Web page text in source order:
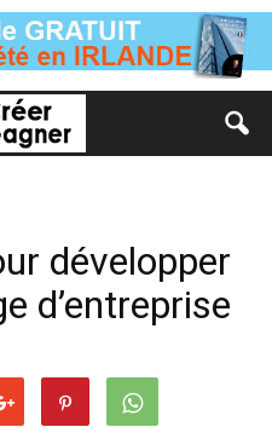
développer
d’entreprise